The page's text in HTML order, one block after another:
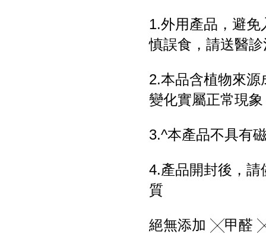
1.外用產品，避
慎誤食，請送醫診
2.本品含植物來
變化實屬正常現象
3.^本產品不具有
4.產品開封後，
質
絕無添加 ╳甲醛